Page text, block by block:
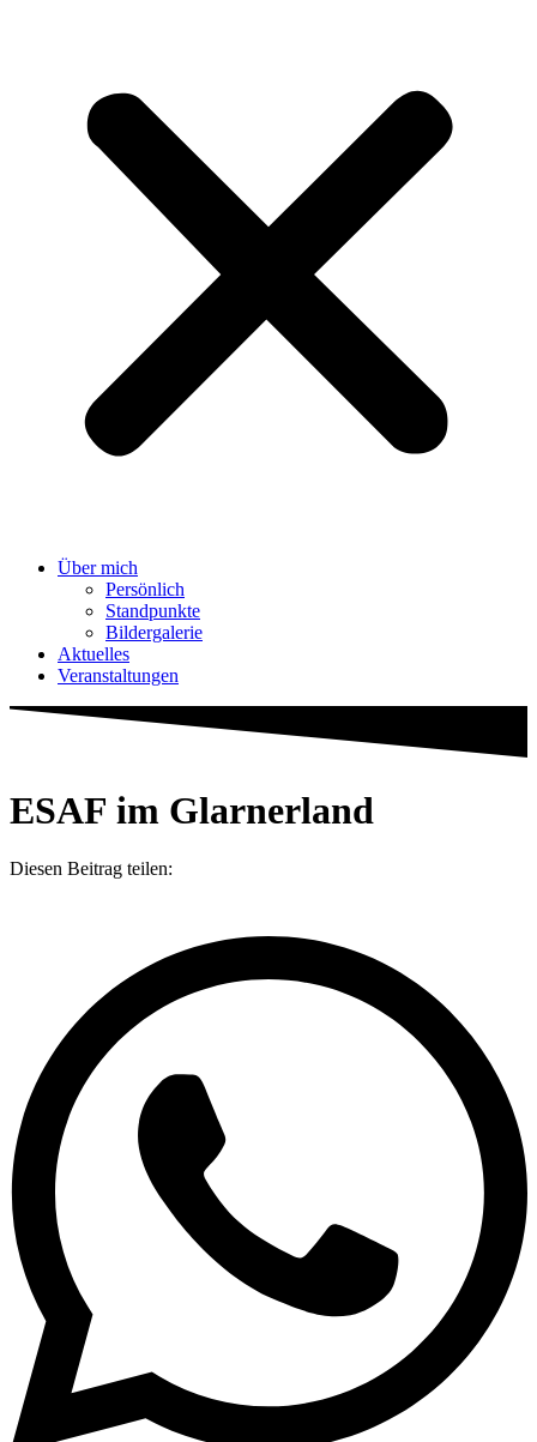
Über mich
Persönlich
Standpunkte
Bildergalerie
Aktuelles
Veranstaltungen
ESAF im Glarnerland
Diesen Beitrag teilen: